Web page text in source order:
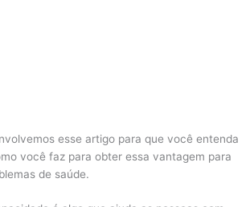
esse artigo para que você entenda
você faz para obter essa vantagem para
de saúde.